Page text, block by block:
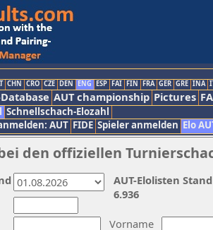
CHN CRO CZE DEN ENG ESP FAI FIN FRA GER GRE INA
AUT championship Pictures
Schnellschach-Elozahl
AUT FIDE Spieler anmelden Elo
den offiziellen
Vorname
AUT-Elolisten
6.936